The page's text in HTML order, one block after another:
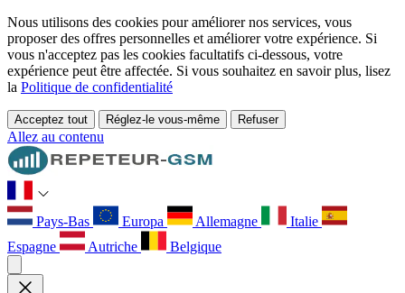
Nous utilisons des cookies pour améliorer nos services, vous
proposer des offres personnelles et améliorer votre expérience. Si
vous n'acceptez pas les cookies facultatifs ci-dessous, votre
expérience peut être affectée. Si vous souhaitez en savoir plus, lisez
la Politique de confidentialité
Acceptez tout Réglez-le vous-même Refuser
Allez au contenu
Pays-Bas Europa Allemagne
Italie
Espagne
Autriche Belgique